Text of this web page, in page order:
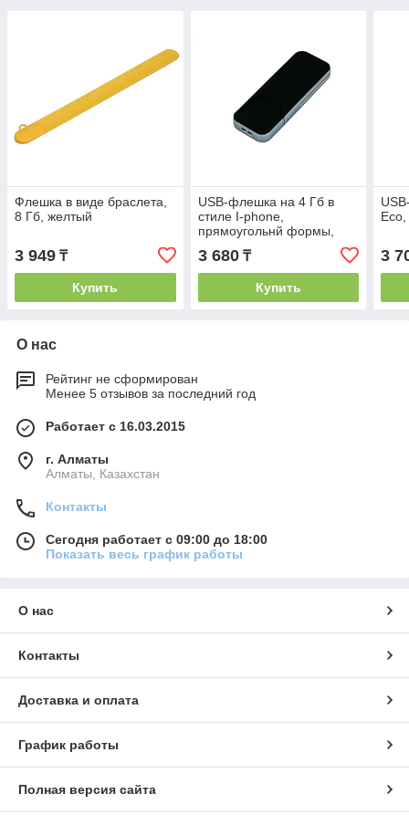
Флешка в виде браслета,
8 Гб, желтый
3 949 ₸
Купить
USB-флешка на 4 Гб в
стиле I-phone,
прямоугольнй формы,
3 680₸
Купить
3
О нас
Рейтинг не сформирован
Менее 5 отзывов за последний год
Работает с 16.03.2015
г. Алматы
Алматы, Казахстан
Контакты
Сегодня работает с 09:00 до 18:00
Показать весь график работы
О нас
Контакты
Доставка и оплата
График работы
Полная версия сайта